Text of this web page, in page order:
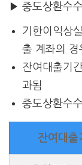
▶ 중도상환수
기한이익상
출 계좌의 경
잔여대출기
과됨
중도상환수
잔여대출